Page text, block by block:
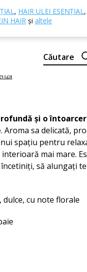
, HAIR ULEI ESENȚIAL,
HAIR și altele
Căutare
Peace ulei esențial
esențiale CTEO®
și o
Aroma sa delicată,
spațiu pentru
mai mare.
să alungați
cu note florale